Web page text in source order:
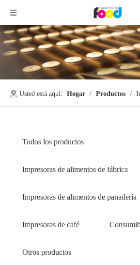
Usted está aquí: Hogar / Productos /
Todos los productos
Impresoras de alimentos de fábrica
Impresoras de alimentos de panadería
Impresoras de café
Otros productos